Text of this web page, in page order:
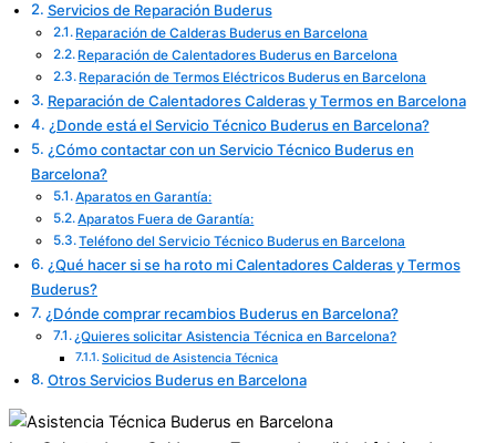
Servicios de Reparación Buderus
Reparación de Calderas Buderus en Barcelona
Reparación de Calentadores Buderus en Barcelona
Reparación de Termos Eléctricos Buderus en Barcelona
Reparación de Calentadores Calderas y Termos en Barcelona
¿Donde está el Servicio Técnico Buderus en Barcelona?
¿Cómo contactar con un Servicio Técnico Buderus en
Barcelona?
Aparatos en Garantía:
Aparatos Fuera de Garantía:
Teléfono del Servicio Técnico Buderus en Barcelona
¿Qué hacer si se ha roto mi Calentadores Calderas y Termos
Buderus?
¿Dónde comprar recambios Buderus en Barcelona?
¿Quieres solicitar Asistencia Técnica en Barcelona?
Solicitud de Asistencia Técnica
Otros Servicios Buderus en Barcelona